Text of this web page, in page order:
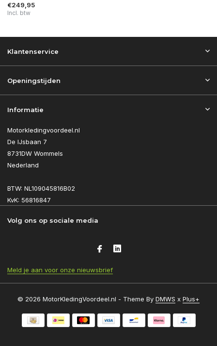
€249,95
Incl. btw
Klantenservice
Openingstijden
Informatie
Motorkledingvoordeel.nl
De IJsbaan 7
8731DW Wommels
Nederland
BTW: NL109045816B02
KvK: 56816847
Volg ons op sociale media
Meld je aan voor onze nieuwsbrief
© 2026 MotorKledingVoordeel.nl - Theme By DMWS x Plus+